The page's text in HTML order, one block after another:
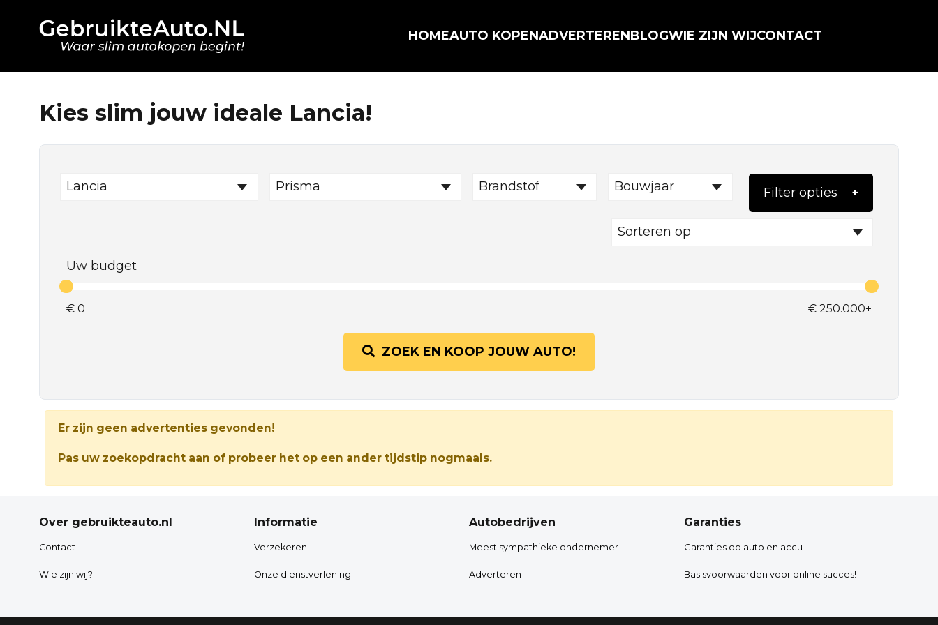
HOMEAUTO KOPENADVERTERENBLOGWIE ZIJN WIJCONTACT
Kies slim jouw ideale Lancia!
Lancia Prisma Brandstof Bouwjaar Filter opties
Sorteren op
Uw budget
€ 0 € 250.000+
ZOEK EN KOOP JOUW AUTO!
Er zijn geen advertenties gevonden!
Pas uw zoekopdracht aan of probeer het op een ander tijdstip nogmaals.
Over gebruikteauto.nl
Contact
Wie zijn wij?
Informatie
Verzekeren
Onze dienstverlening
Autobedrijven
Meest sympathieke ondernemer
Adverteren
Garanties
Garanties op auto en accu
Basisvoorwaarden voor online succes!